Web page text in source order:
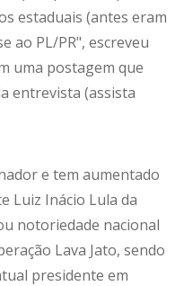
estaduais (antes eram
ao PL/PR", escreveu
uma postagem que
entrevista (assista
e tem aumentado
Luiz Inácio Lula da
notoriedade nacional
Lava Jato, sendo
presidente em